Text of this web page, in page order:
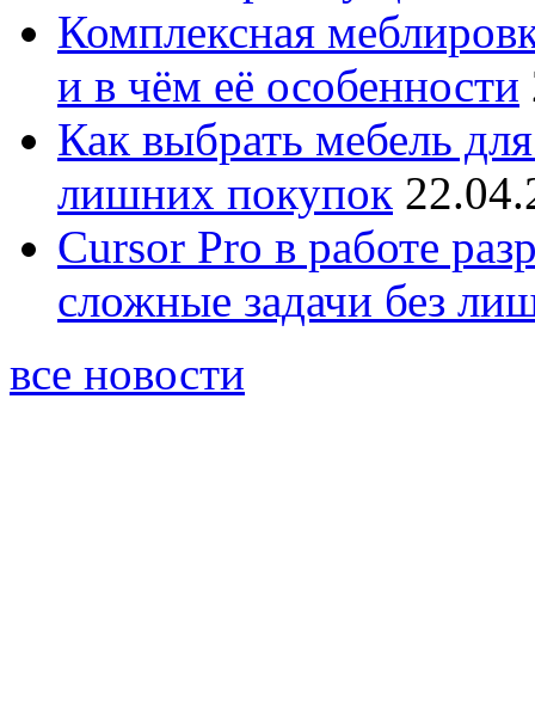
Комплексная
и в чём её особенности
Как выбрать мебель
лишних покупок
Cursor Pro в работе
сложные задачи без
все новости